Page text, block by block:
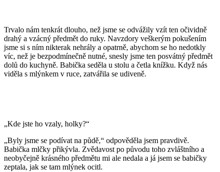
Trvalo nám tenkrát dlouho, než jsme se odvážily vzít ten očividně
drahý a vzácný předmět do ruky. Navzdory veškerým pokušením
jsme si s ním nikterak nehrály a opatrně, abychom se ho nedotkly
víc, než je bezpodmínečně nutné, snesly jsme ten posvátný předmět
dolů do kuchyně. Babička seděla u stolu a četla knížku. Když nás
viděla s mlýnkem v ruce, zatvářila se udiveně.
„Kde jste ho vzaly, holky?“
„Byly jsme se podívat na půdě,“ odpověděla jsem pravdivě.
Babička mlčky přikývla. Zvědavost po původu toho zvláštního a
neobyčejně krásného předmětu mi ale nedala a já jsem se babičky
zeptala, jak se tam mlýnek ocitl.